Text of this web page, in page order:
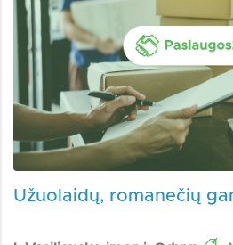
Užuolaidų, romanečių